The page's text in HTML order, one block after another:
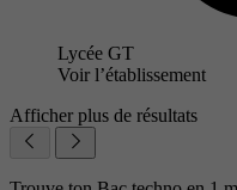
Lycée GT
Voir l’établissement
Afficher plus de résultats